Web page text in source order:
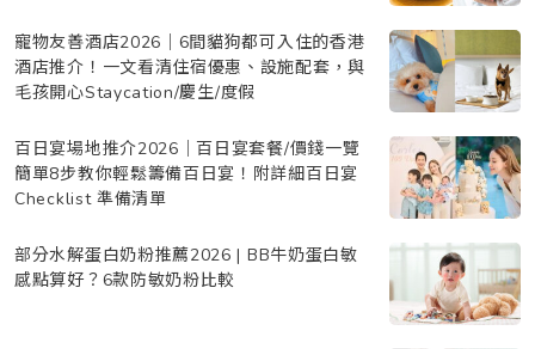
寵物友善酒店2026｜6間貓狗都可入住的香港
酒店推介！一文看清住宿優惠、設施配套，與
毛孩開心Staycation/慶生/度假
百日宴場地推介2026｜百日宴套餐/價錢一覽
簡單8步教你輕鬆籌備百日宴！附詳細百日宴
Checklist 準備清單
部分水解蛋白奶粉推薦2026 | BB牛奶蛋白敏
感點算好？6款防敏奶粉比較